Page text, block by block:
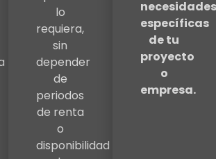
lo
requiera,
sin
depender
de
periodos
de renta
o
disponibilidad
necesidades
específicas
de tu
proyecto
o
empresa.